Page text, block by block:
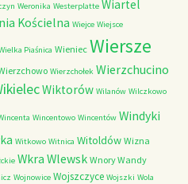
Weronika Westerplatte Wiartel
Kościelna Wiejce Wiejsce
Piaśnica Wieniec Wiersze
Wierzchołek Wierzchucino
Wiktorów Wilanów Wilczkowo
Wincentowo Wincentów Windyki
Witkowo Witnica Witoldów Wizna
Wkra Wlewsk Wnory Wandy
Wojnowice Wojszczyce Wojszki Wola